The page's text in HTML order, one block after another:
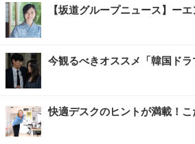
【坂道グループニュース】ー
今観るべきオススメ「韓国ドラ
快適デスクのヒントが満載！